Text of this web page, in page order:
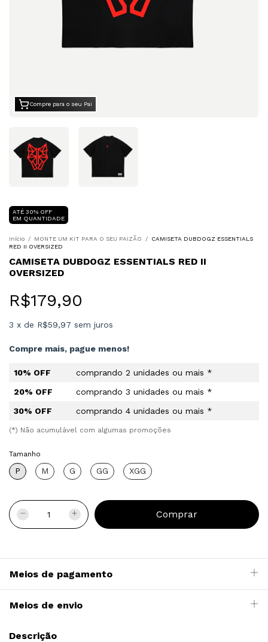
Compre para o seu Pai
ATÉ 30% OFF
EM QUANTIDADE
Início / MONTE UM KIT PARA O SEU PAIZÃO /
CAMISETA DUBDOGZ ESSENTIALS
RED II OVERSIZED
CAMISETA DUBDOGZ ESSENTIALS RED II
OVERSIZED
R$179,90
3 x de R$59,97 sem juros
Compre mais, pague menos!
10% OFF
comprando 2 unidades ou mais *
20% OFF
comprando 3 unidades ou mais *
30% OFF
comprando 4 unidades ou mais *
(*) Não acumulável com algumas promoções
Tamanho
P M G GG XGG
Meios de pagamento
Meios de envio
Descrição